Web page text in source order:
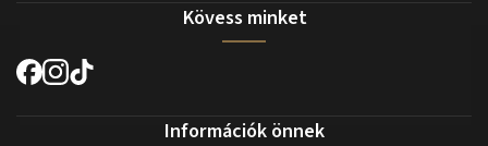
Kövess minket
Információk önnek